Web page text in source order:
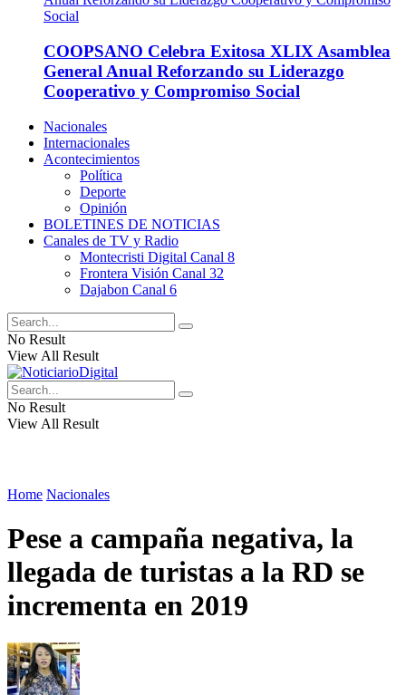
COOPSANO Celebra Exitosa XLIX Asamblea
General Anual Reforzando su Liderazgo
Cooperativo y Compromiso Social
Nacionales
Internacionales
Acontecimientos
Política
Deporte
Opinión
BOLETINES DE NOTICIAS
Canales de TV y Radio
Montecristi Digital Canal 8
Frontera Visión Canal 32
Dajabon Canal 6
No Result
View All Result
No Result
View All Result
Home Nacionales
Pese a campaña negativa, la
llegada de turistas a la RD se
incrementa en 2019